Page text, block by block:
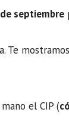
septiembre
Te
el CIP (